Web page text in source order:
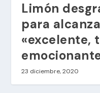
Limón
para
«excelente,
23 diciembre, 2020